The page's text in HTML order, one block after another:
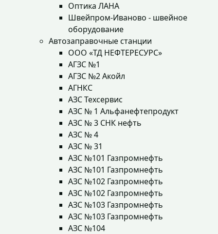
Оптика ЛАНА
Швейпром-Иваново - швейное
оборудование
Автозаправочные станции
ООО «ТД НЕФТЕРЕСУРС»
АГЗС №1
АГЗС №2 Акойл
АГНКС
АЗС Техсервис
АЗС № 1 Альфанефтепродукт
АЗС № 3 СНК нефть
АЗС № 4
АЗС № 31
АЗС №101 Газпромнефть
АЗС №101 Газпромнефть
АЗС №102 Газпромнефть
АЗС №102 Газпромнефть
АЗС №103 Газпромнефть
АЗС №103 Газпромнефть
АЗС №104